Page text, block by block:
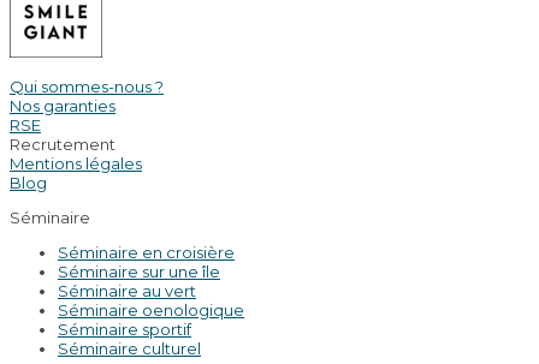
Qui sommes-nous ?
Nos garanties
RSE
Recrutement
Mentions légales
Blog
Séminaire
Séminaire en croisière
Séminaire sur une île
Séminaire au vert
Séminaire oenologique
Séminaire sportif
Séminaire culturel